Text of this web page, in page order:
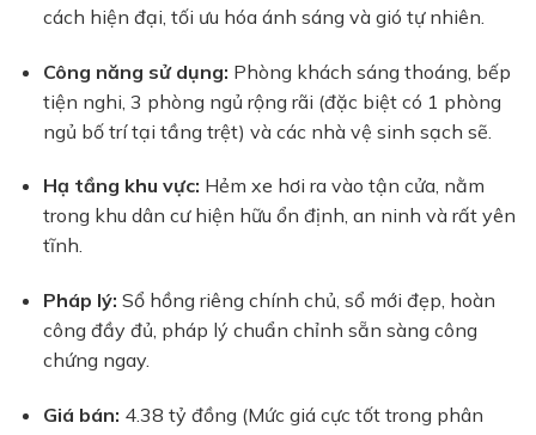
cách hiện đại, tối ưu hóa ánh sáng và gió tự nhiên.
Công năng sử dụng: Phòng khách sáng thoáng, bếp
tiện nghi, 3 phòng ngủ rộng rãi (đặc biệt có 1 phòng
ngủ bố trí tại tầng trệt) và các nhà vệ sinh sạch sẽ.
Hạ tầng khu vực: Hẻm xe hơi ra vào tận cửa, nằm
trong khu dân cư hiện hữu ổn định, an ninh và rất yên
tĩnh.
Pháp lý: Sổ hồng riêng chính chủ, sổ mới đẹp, hoàn
công đầy đủ, pháp lý chuẩn chỉnh sẵn sàng công
chứng ngay.
Giá bán: 4.38 tỷ đồng (Mức giá cực tốt trong phân